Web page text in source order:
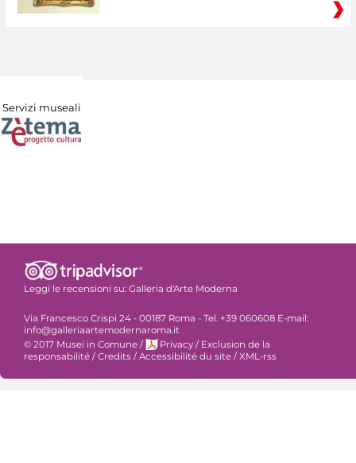
Servizi museali
Leggi le recensioni su: Galleria d'Arte Moderna
Via Francesco Crispi 24 - 00187 Roma - Tel. +39 060608 E-mail:
info@galleriaartemodernaroma.it
© 2017 Musei in Comune / Privacy / Exclusion de la
responsabilité / Credits / Accessibilité du site / XML-rss